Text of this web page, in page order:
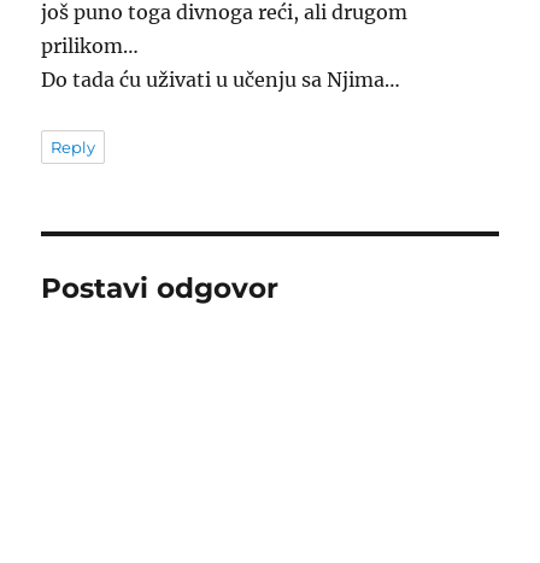
još puno toga divnoga reći, ali drugom
prilikom…
Do tada ću uživati u učenju sa Njima…
Reply
Postavi odgovor